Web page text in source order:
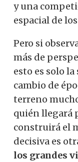
y una
espacial de
Pero si
más de
esto es solo
cambio de
terreno
quién llegará
construirá el
decisiva es
los grandes